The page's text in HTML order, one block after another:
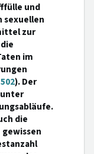
und
sexuellen
zur
im
). Der
die